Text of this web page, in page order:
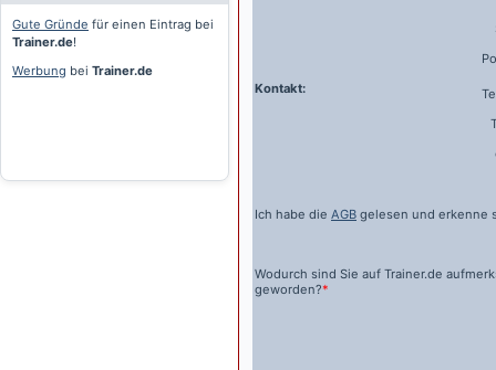
Gute Gründe für einen Eintrag bei
Trainer.de!
Werbung bei Trainer.de
Kontakt:
Ich habe die AGB gelesen und erkenne
Wodurch sind Sie auf Trainer.de
geworden?*